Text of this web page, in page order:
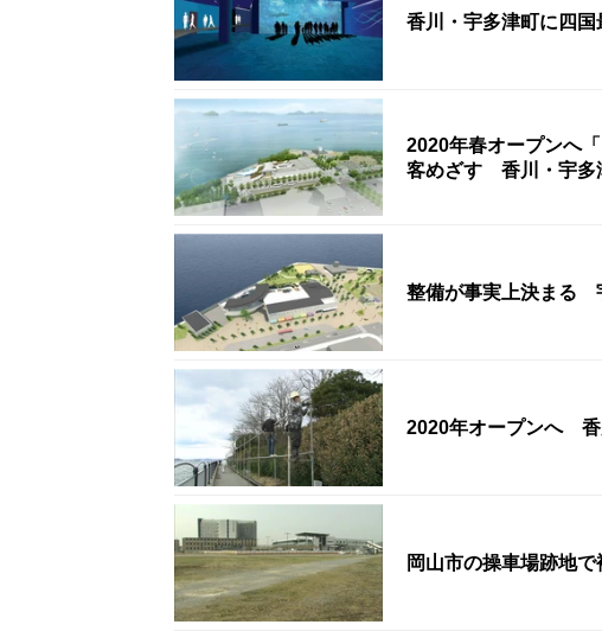
香川・宇多津町に四
2020年春オープンへ
客めざす 香川・宇多
整備が事実上決まる
2020年オープンへ 香
岡山市の操車場跡地